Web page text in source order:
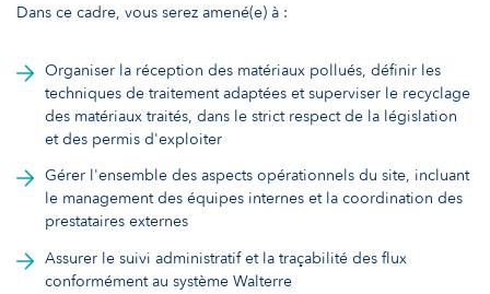
Dans ce cadre, vous serez amené(e) à :
Organiser la réception des matériaux pollués, définir les
techniques de traitement adaptées et superviser le recyclage
des matériaux traités, dans le strict respect de la législation
et des permis d'exploiter
Gérer l'ensemble des aspects opérationnels du site, incluant
le management des équipes internes et la coordination des
prestataires externes
Assurer le suivi administratif et la traçabilité des flux
conformément au système Walterre